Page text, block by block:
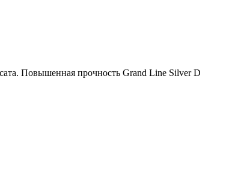
Повышенная прочность Grand Line Silver D